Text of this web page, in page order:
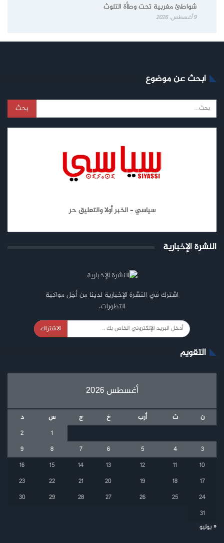
شواطئ مغربية تحت وطأة التلوث
9 أغسطس، 2026
ابحث عن موضوع
سياسي – الخبر أولا والتعليق حر
النشرة الإخبارية
اشترك في النشرة الإخبارية لدينا من أجل مواكبة
التطورات.
الاشتراك
التقويم
أغسطس 2026
ن ث أرب خ ج س
د
1
2
3
4
5
6
7
8
9
10
11
12
13
14
15
16
17
18
19
20
21
22
23
24
25
26
27
28
29
30
31
« يوليو